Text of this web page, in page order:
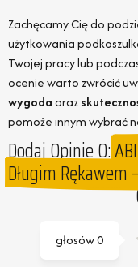
Zachęcamy Cię do
użytkowania
Twojej pracy lub
ocenie warto zwrócić
wygodaoraz
pomoże innym wybrać
Dodaj Opinie O:
Długim Rękawem
głosów0